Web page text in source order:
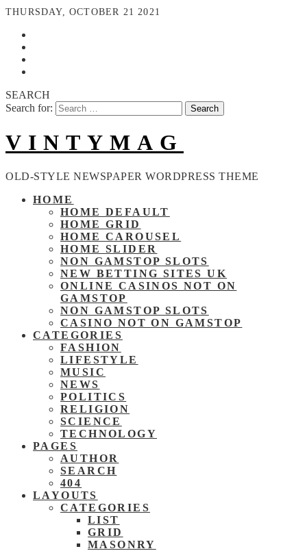
THURSDAY, OCTOBER 21 2021
SEARCH
Search for:
VINTYMAG
OLD-STYLE NEWSPAPER WORDPRESS THEME
HOME
HOME DEFAULT
HOME GRID
HOME CAROUSEL
HOME SLIDER
NON GAMSTOP SLOTS
NEW BETTING SITES UK
ONLINE CASINOS NOT ON
GAMSTOP
NON GAMSTOP SLOTS
CASINO NOT ON GAMSTOP
CATEGORIES
FASHION
LIFESTYLE
MUSIC
NEWS
POLITICS
RELIGION
SCIENCE
TECHNOLOGY
PAGES
AUTHOR
SEARCH
404
LAYOUTS
CATEGORIES
LIST
GRID
MASONRY